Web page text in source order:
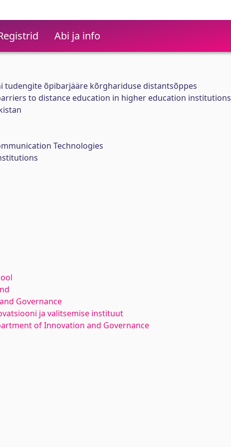
Abi ja info
tudengite õpibarjääre kõrghariduse distantsõppes
to distance education in higher education institutions
Technologies
Governance
ja valitsemise instituut
of Innovation and Governance